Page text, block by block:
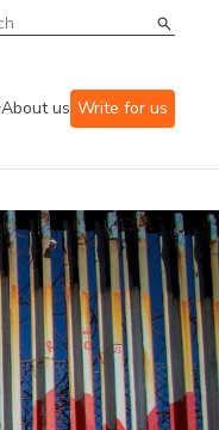
About us Write for us